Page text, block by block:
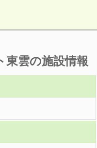
東雲の施設情報